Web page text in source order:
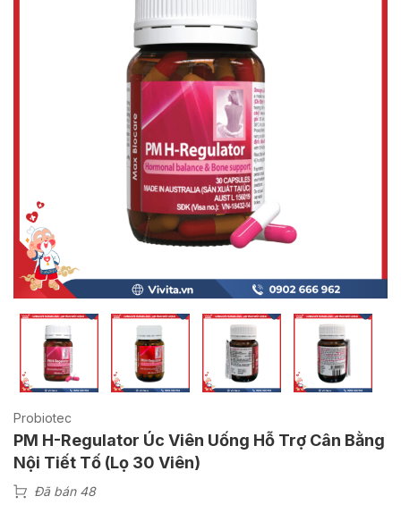
Probiotec
PM H-Regulator Úc Viên Uống Hỗ Trợ Cân Bằng
Nội Tiết Tố (Lọ 30 Viên)
Đã bán 48